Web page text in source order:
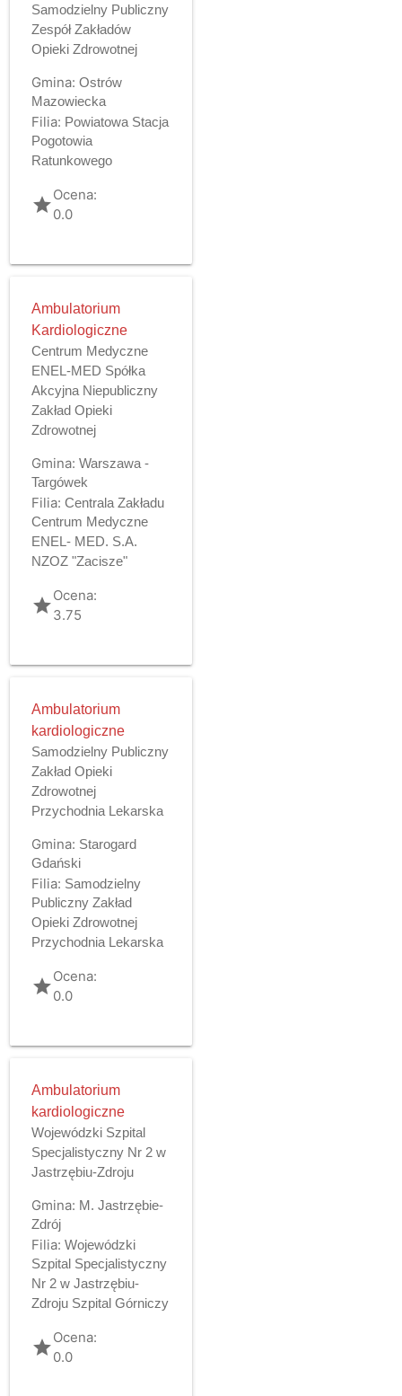
Samodzielny Publiczny
Zespół Zakładów
Opieki Zdrowotnej
Gmina: Ostrów
Mazowiecka
Filia: Powiatowa Stacja
Pogotowia
Ratunkowego
gradeOcena:
0.0
Ambulatorium
Kardiologiczne
Centrum Medyczne
ENEL-MED Spółka
Akcyjna Niepubliczny
Zakład Opieki
Zdrowotnej
Gmina: Warszawa -
Targówek
Filia: Centrala Zakładu
Centrum Medyczne
ENEL- MED. S.A.
NZOZ "Zacisze"
gradeOcena:
3.75
Ambulatorium
kardiologiczne
Samodzielny Publiczny
Zakład Opieki
Zdrowotnej
Przychodnia Lekarska
Gmina: Starogard
Gdański
Filia: Samodzielny
Publiczny Zakład
Opieki Zdrowotnej
Przychodnia Lekarska
gradeOcena:
0.0
Ambulatorium
kardiologiczne
Wojewódzki Szpital
Specjalistyczny Nr 2 w
Jastrzębiu-Zdroju
Gmina: M. Jastrzębie-
Zdrój
Filia: Wojewódzki
Szpital Specjalistyczny
Nr 2 w Jastrzębiu-
Zdroju Szpital Górniczy
gradeOcena:
0.0